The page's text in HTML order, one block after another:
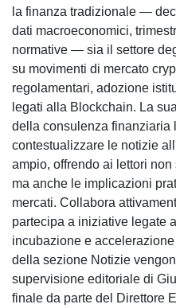
la finanza tradizionale —
dati macroeconomici,
normative — sia il settore
su movimenti di mercato
regolamentari, adozione
legati alla Blockchain. La
della consulenza finanziaria
contestualizzare le notizie
ampio, offrendo ai lettori
ma anche le implicazioni
mercati. Collabora
partecipa a iniziative legate
incubazione e
della sezione Notizie
supervisione editoriale di
finale da parte del Direttore